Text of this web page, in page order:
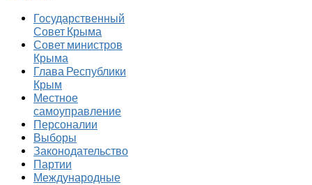
Государственный
Совет Крыма
Совет министров
Крыма
Глава Республики
Крым
Местное
самоуправление
Персоналии
Выборы
Законодательство
Партии
Международные